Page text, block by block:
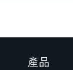
產品